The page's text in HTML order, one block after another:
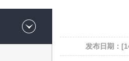
发布日期：